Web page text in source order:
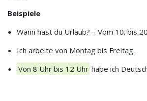
Beispiele
Wann hast du Urlaub? – Vom 10. bis
Ich arbeite von Montag bis Freitag.
Von 8 Uhr bis 12 Uhr habe ich